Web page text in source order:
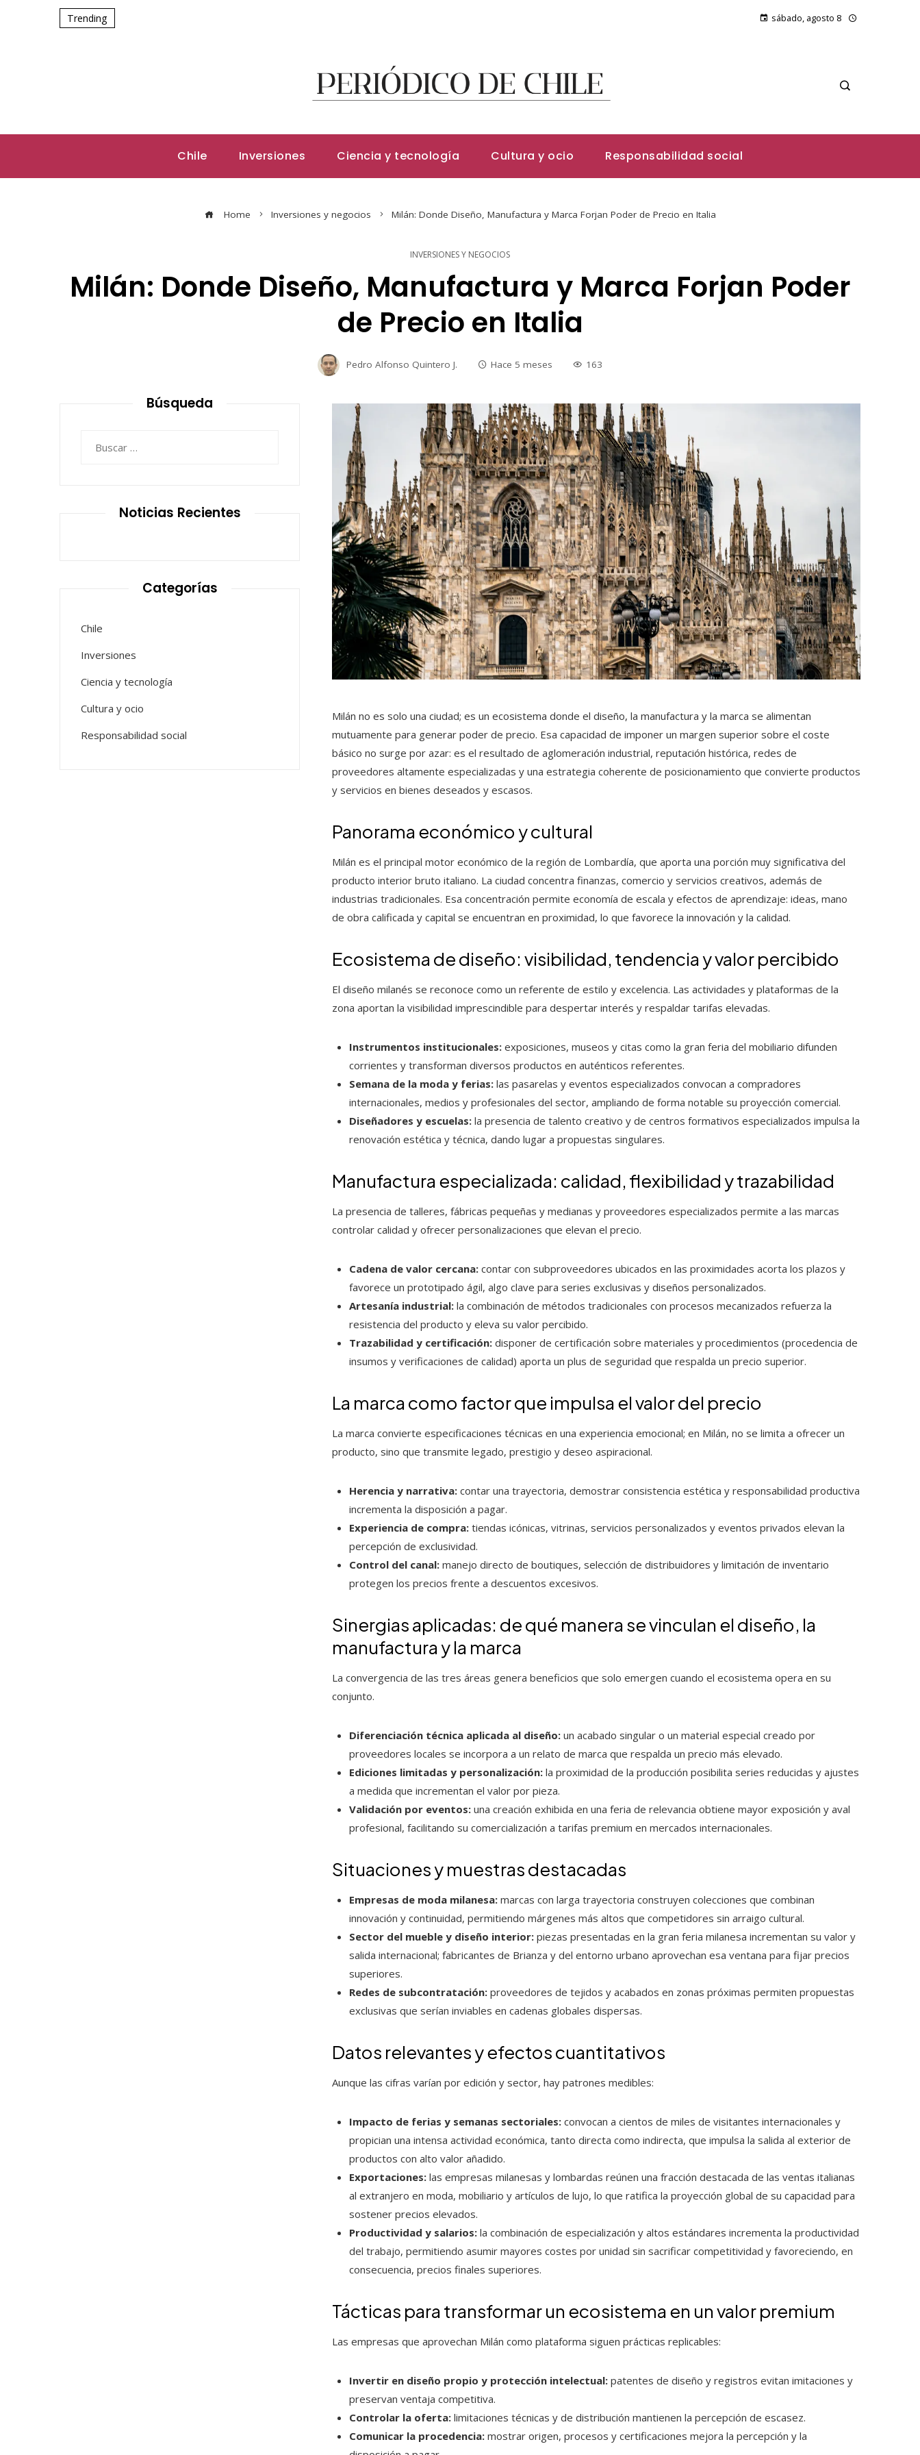
Trending sábado, agosto 8
Chile Inversiones Ciencia y tecnología Cultura y ocio Responsabilidad social
Home Inversiones y negocios Milán: Donde Diseño, Manufactura y Marca Forjan Poder de Precio en Italia
INVERSIONES Y NEGOCIOS
Milán: Donde Diseño, Manufactura y Marca Forjan Poder
de Precio en Italia
Pedro Alfonso Quintero J. Hace 5 meses 163
Milán no es solo una ciudad; es un ecosistema donde el diseño, la manufactura y la marca se alimentan
mutuamente para generar poder de precio. Esa capacidad de imponer un margen superior sobre el coste
básico no surge por azar: es el resultado de aglomeración industrial, reputación histórica, redes de
proveedores altamente especializadas y una estrategia coherente de posicionamiento que convierte productos
y servicios en bienes deseados y escasos.
Panorama económico y cultural
Milán es el principal motor económico de la región de Lombardía, que aporta una porción muy significativa del
producto interior bruto italiano. La ciudad concentra finanzas, comercio y servicios creativos, además de
industrias tradicionales. Esa concentración permite economía de escala y efectos de aprendizaje: ideas, mano
de obra calificada y capital se encuentran en proximidad, lo que favorece la innovación y la calidad.
Ecosistema de diseño: visibilidad, tendencia y valor percibido
El diseño milanés se reconoce como un referente de estilo y excelencia. Las actividades y plataformas de la
zona aportan la visibilidad imprescindible para despertar interés y respaldar tarifas elevadas.
Instrumentos institucionales:exposiciones, museos y citas como la gran feria del mobiliario difunden
corrientes y transforman diversos productos en auténticos referentes.
Semana de la moda y ferias:las pasarelas y eventos especializados convocan a compradores
internacionales, medios y profesionales del sector, ampliando de forma notable su proyección comercial.
Diseñadores y escuelas:la presencia de talento creativo y de centros formativos especializados impulsa la
renovación estética y técnica, dando lugar a propuestas singulares.
Manufactura especializada: calidad, flexibilidad y trazabilidad
La presencia de talleres, fábricas pequeñas y medianas y proveedores especializados permite a las marcas
controlar calidad y ofrecer personalizaciones que elevan el precio.
Cadena de valor cercana:contar con subproveedores ubicados en las proximidades acorta los plazos y
favorece un prototipado ágil, algo clave para series exclusivas y diseños personalizados.
Artesanía industrial:la combinación de métodos tradicionales con procesos mecanizados refuerza la
resistencia del producto y eleva su valor percibido.
Trazabilidad y certificación:disponer de certificación sobre materiales y procedimientos (procedencia de
insumos y verificaciones de calidad) aporta un plus de seguridad que respalda un precio superior.
La marca como factor que impulsa el valor del precio
La marca convierte especificaciones técnicas en una experiencia emocional; en Milán, no se limita a ofrecer un
producto, sino que transmite legado, prestigio y deseo aspiracional.
Herencia y narrativa:contar una trayectoria, demostrar consistencia estética y responsabilidad productiva
incrementa la disposición a pagar.
Experiencia de compra:tiendas icónicas, vitrinas, servicios personalizados y eventos privados elevan la
percepción de exclusividad.
Control del canal:manejo directo de boutiques, selección de distribuidores y limitación de inventario
protegen los precios frente a descuentos excesivos.
Sinergias aplicadas: de qué manera se vinculan el diseño, la
manufactura y la marca
La convergencia de las tres áreas genera beneficios que solo emergen cuando el ecosistema opera en su
conjunto.
Diferenciación técnica aplicada al diseño:un acabado singular o un material especial creado por
proveedores locales se incorpora a un relato de marca que respalda un precio más elevado.
Ediciones limitadas y personalización:la proximidad de la producción posibilita series reducidas y ajustes
a medida que incrementan el valor por pieza.
Validación por eventos:una creación exhibida en una feria de relevancia obtiene mayor exposición y aval
profesional, facilitando su comercialización a tarifas premium en mercados internacionales.
Situaciones y muestras destacadas
Empresas de moda milanesa:marcas con larga trayectoria construyen colecciones que combinan
innovación y continuidad, permitiendo márgenes más altos que competidores sin arraigo cultural.
Sector del mueble y diseño interior:piezas presentadas en la gran feria milanesa incrementan su valor y
salida internacional; fabricantes de Brianza y del entorno urbano aprovechan esa ventana para fijar precios
superiores.
Redes de subcontratación:proveedores de tejidos y acabados en zonas próximas permiten propuestas
exclusivas que serían inviables en cadenas globales dispersas.
Datos relevantes y efectos cuantitativos
Aunque las cifras varían por edición y sector, hay patrones medibles:
Impacto de ferias y semanas sectoriales:convocan a cientos de miles de visitantes internacionales y
propician una intensa actividad económica, tanto directa como indirecta, que impulsa la salida al exterior de
productos con alto valor añadido.
Exportaciones:las empresas milanesas y lombardas reúnen una fracción destacada de las ventas italianas
al extranjero en moda, mobiliario y artículos de lujo, lo que ratifica la proyección global de su capacidad para
sostener precios elevados.
Productividad y salarios:la combinación de especialización y altos estándares incrementa la productividad
del trabajo, permitiendo asumir mayores costes por unidad sin sacrificar competitividad y favoreciendo, en
consecuencia, precios finales superiores.
Tácticas para transformar un ecosistema en un valor premium
Las empresas que aprovechan Milán como plataforma siguen prácticas replicables:
Invertir en diseño propio y protección intelectual:patentes de diseño y registros evitan imitaciones y
preservan ventaja competitiva.
Controlar la oferta:limitaciones técnicas y de distribución mantienen la percepción de escasez.
Comunicar la procedencia:mostrar origen, procesos y certificaciones mejora la percepción y la
Búsqueda
Noticias Recientes
Categorías
Chile
Inversiones
Ciencia y tecnología
Cultura y ocio
Responsabilidad social